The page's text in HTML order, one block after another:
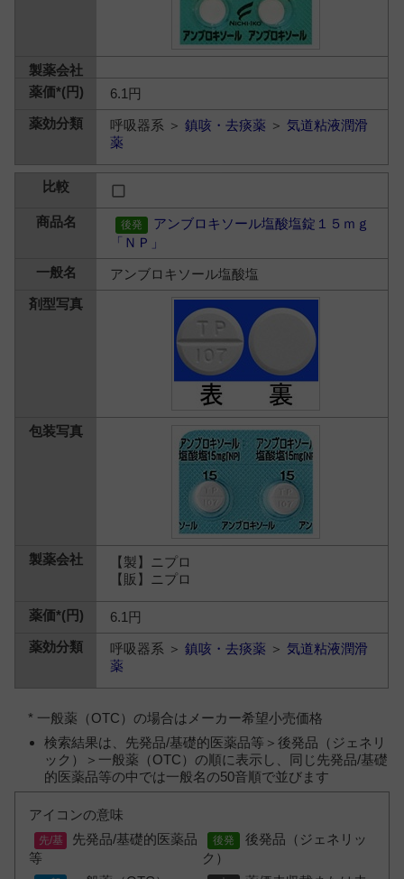
6.1円
呼吸器系 ＞鎮咳・去痰薬 ＞気道粘液潤滑
薬
アンブロキソール塩酸塩錠１５ｍｇ
「ＮＰ」
アンブロキソール塩酸塩
【製】ニプロ
【販】ニプロ
6.1円
呼吸器系 ＞鎮咳・去痰薬 ＞気道粘液潤滑
薬
* 一般薬（OTC）の場合はメーカー希望小売価格
検索結果は、先発品/基礎的医薬品等＞後発品（ジェネリ
ック）＞一般薬（OTC）の順に表示し、同じ先発品/基礎
的医薬品等の中では一般名の50音順で並びます
アイコンの意味
先発品/基礎的医薬品
等
後発品（ジェネリッ
ク）